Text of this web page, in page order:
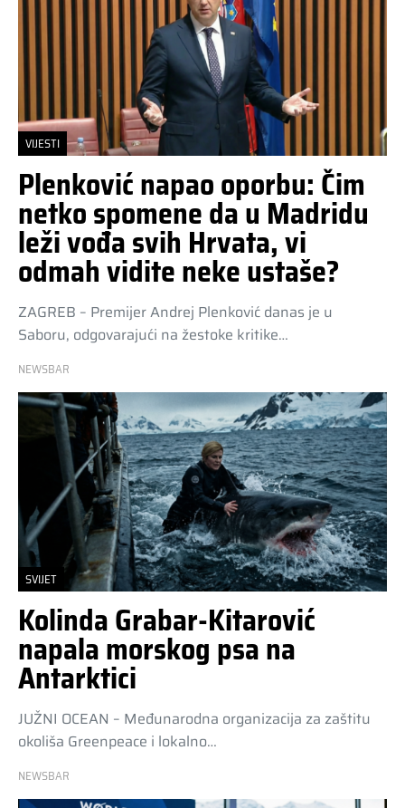
VIJESTI
Plenković napao oporbu: Čim
netko spomene da u Madridu
leži vođa svih Hrvata, vi
odmah vidite neke ustaše?
ZAGREB – Premijer Andrej Plenković danas je u
Saboru, odgovarajući na žestoke kritike…
NEWSBAR
SVIJET
Kolinda Grabar-Kitarović
napala morskog psa na
Antarktici
JUŽNI OCEAN – Međunarodna organizacija za zaštitu
okoliša Greenpeace i lokalno…
NEWSBAR